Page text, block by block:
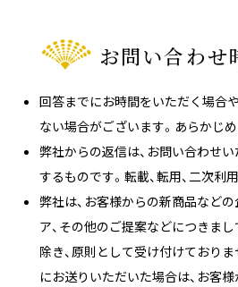
お問い合わせ
回答までにお時間をいただく場合
ない場合がございます。あらかじ
弊社からの返信は、お問い合わせ
するものです。転載、転用、二次利
弊社は、お客様からの新商品など
ア、その他のご提案などにつきま
除き、原則として受け付けており
にお送りいただいた場合は、お客